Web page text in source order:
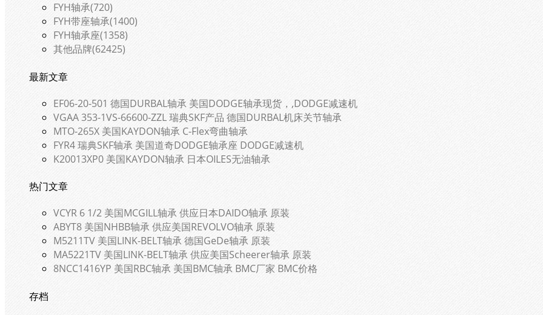
FYH轴承(720)
FYH带座轴承(1400)
FYH轴承座(1358)
其他品牌(62425)
最新文章
EF06-20-501 德国DURBAL轴承 美国DODGE轴承现货，,DODGE减速机
VGAA 353-1VS-66600-ZZL 瑞典SKF产品 德国DURBAL机床关节轴承
MTO-265X 美国KAYDON轴承 C-Flex弯曲轴承
FYR4 瑞典SKF轴承 美国道奇DODGE轴承座 DODGE减速机
K20013XP0 美国KAYDON轴承 日本OILES无油轴承
热门文章
VCYR 6 1/2 美国MCGILL轴承 供应日本DAIDO轴承 原装
ABYT8 美国NHBB轴承 供应美国REVOLVO轴承 原装
M5211TV 美国LINK-BELT轴承 德国GeDe轴承 原装
MA5221TV 美国LINK-BELT轴承 供应美国Scheerer轴承 原装
8NCC1416YP 美国RBC轴承 美国BMC轴承 BMC厂家 BMC价格
存档